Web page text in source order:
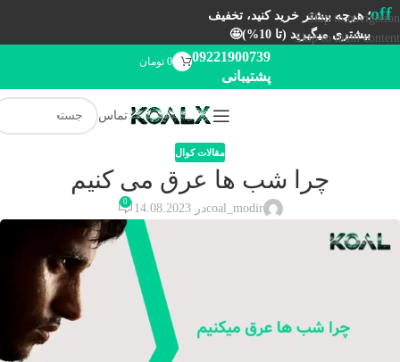
Skip to navigation
Skip to main content
off؛ هرچه بیشتر خرید کنید، تخفیف
بیشتری میگیرید (تا 10%)🤩
09221900739
پشتیبانی
0 تومان
تماس
مقالات کوال
چرا شب ها عرق می کنیم
coal_modirدر 14.08.2023 0